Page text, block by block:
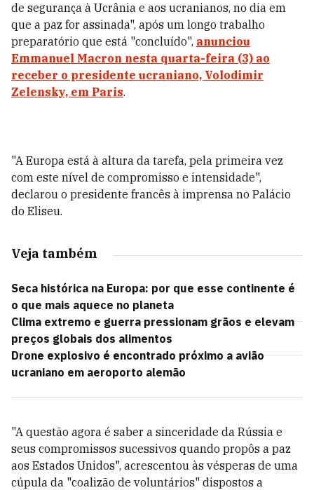
de segurança à Ucrânia e aos ucranianos, no dia em
que a paz for assinada", após um longo trabalho
preparatório que está "concluído", anunciou
Emmanuel Macron nesta quarta-feira (3) ao
receber o presidente ucraniano, Volodimir
Zelensky, em Paris.
"A Europa está à altura da tarefa, pela primeira vez
com este nível de compromisso e intensidade",
declarou o presidente francês à imprensa no Palácio
do Eliseu.
Veja também
Seca histórica na Europa: por que esse continente é
o que mais aquece no planeta
Clima extremo e guerra pressionam grãos e elevam
preços globais dos alimentos
Drone explosivo é encontrado próximo a avião
ucraniano em aeroporto alemão
"A questão agora é saber a sinceridade da Rússia e
seus compromissos sucessivos quando propôs a paz
aos Estados Unidos", acrescentou às vésperas de uma
cúpula da "coalizão de voluntários" dispostos a